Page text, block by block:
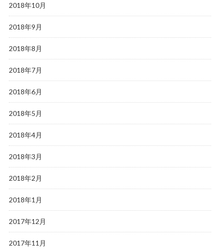
2018年10月
2018年9月
2018年8月
2018年7月
2018年6月
2018年5月
2018年4月
2018年3月
2018年2月
2018年1月
2017年12月
2017年11月